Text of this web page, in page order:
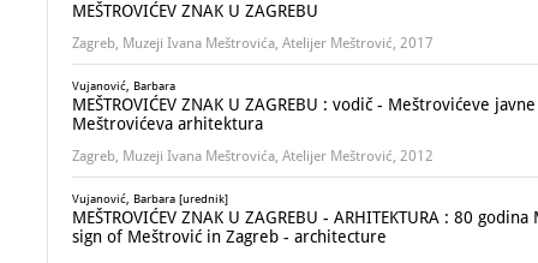
MEŠTROVIĆEV ZNAK U ZAGREBU
Zagreb, Muzeji Ivana Meštrovića, Atelijer Meštrović, 2017
Vujanović, Barbara
MEŠTROVIĆEV ZNAK U ZAGREBU : vodič - Meštrovićeve
Meštrovićeva arhitektura
Zagreb, Muzeji Ivana Meštrovića, Atelijer Meštrović, 2012
Vujanović, Barbara [urednik]
MEŠTROVIĆEV ZNAK U ZAGREBU - ARHITEKTURA : 80
sign of Meštrović in Zagreb - architecture